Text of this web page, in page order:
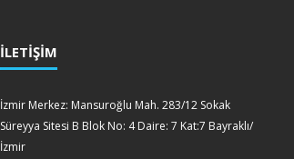
İLETİŞİM
İzmir Merkez: Mansuroğlu Mah. 283/12 Sokak
Süreyya Sitesi B Blok No: 4 Daire: 7 Kat:7 Bayraklı/
İzmir